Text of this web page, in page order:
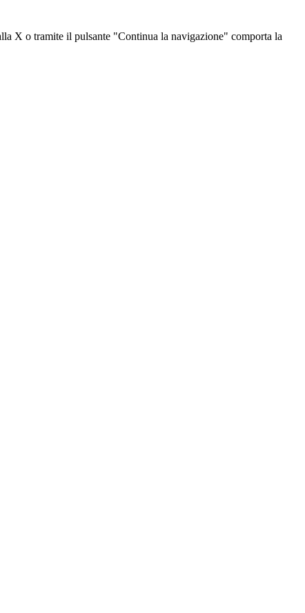
X o tramite il pulsante "Continua la navigazione" comporta la